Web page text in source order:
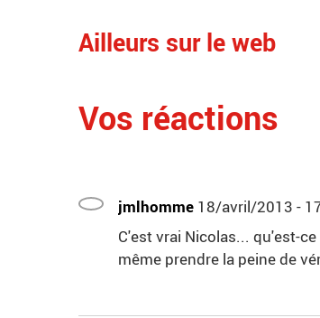
Ailleurs sur le web
Vos réactions
jmlhomme 18/avril/2013 -
C'est vrai Nicolas... qu'est-
même prendre la peine de